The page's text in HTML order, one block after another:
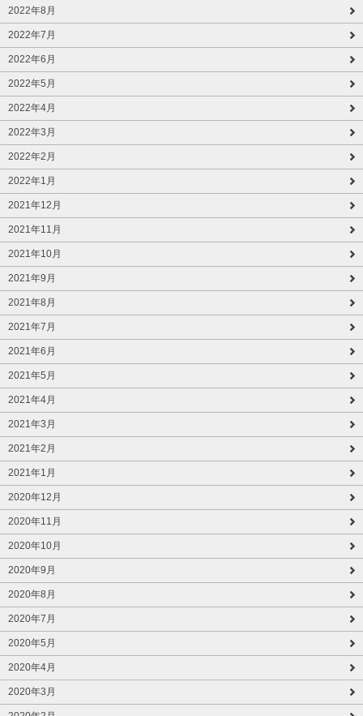
2022年8月
2022年7月
2022年6月
2022年5月
2022年4月
2022年3月
2022年2月
2022年1月
2021年12月
2021年11月
2021年10月
2021年9月
2021年8月
2021年7月
2021年6月
2021年5月
2021年4月
2021年3月
2021年2月
2021年1月
2020年12月
2020年11月
2020年10月
2020年9月
2020年8月
2020年7月
2020年5月
2020年4月
2020年3月